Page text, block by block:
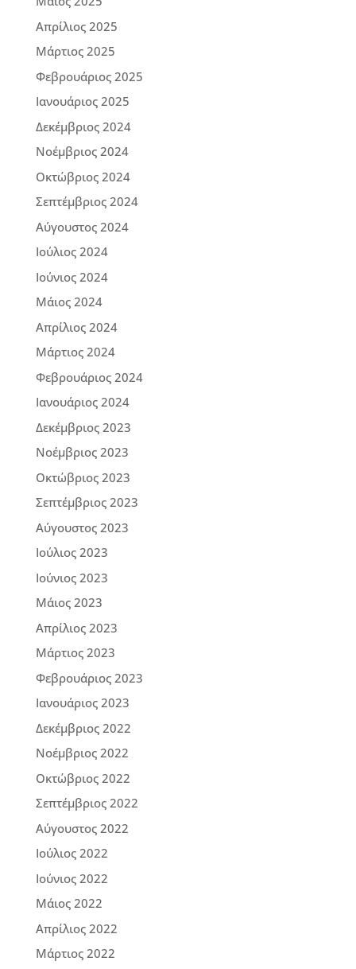
Απρίλιος 2025
Μάρτιος 2025
Φεβρουάριος 2025
Ιανουάριος 2025
Δεκέμβριος 2024
Νοέμβριος 2024
Οκτώβριος 2024
Σεπτέμβριος 2024
Αύγουστος 2024
Ιούλιος 2024
Ιούνιος 2024
Μάιος 2024
Απρίλιος 2024
Μάρτιος 2024
Φεβρουάριος 2024
Ιανουάριος 2024
Δεκέμβριος 2023
Νοέμβριος 2023
Οκτώβριος 2023
Σεπτέμβριος 2023
Αύγουστος 2023
Ιούλιος 2023
Ιούνιος 2023
Μάιος 2023
Απρίλιος 2023
Μάρτιος 2023
Φεβρουάριος 2023
Ιανουάριος 2023
Δεκέμβριος 2022
Νοέμβριος 2022
Οκτώβριος 2022
Σεπτέμβριος 2022
Αύγουστος 2022
Ιούλιος 2022
Ιούνιος 2022
Μάιος 2022
Απρίλιος 2022
Μάρτιος 2022